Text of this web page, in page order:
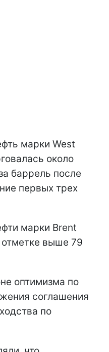
марки West
около
баррель после
первых трех
марки Brent
выше 79
оптимизма по
соглашения
по